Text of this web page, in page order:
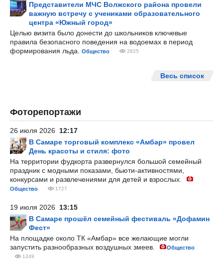
Представители МЧС Волжского района провели
важную встречу с учениками образовательного
центра «Южный город»
Целью визита было донести до школьников ключевые
правила безопасного поведения на водоемах в период
формирования льда.
Общество 2825
Весь список
Фоторепортажи
26 июля 2026 12:17
В Самаре торговый комплекс «Амбар» провел
День красоты и стиля: фото
На территории фудкорта развернулся большой семейный
праздник с модными показами, бьюти-активностями,
конкурсами и развлечениями для детей и взрослых.
Общество 1727
19 июля 2026 13:15
В Самаре прошёл семейный фестиваль «Дофамин
Фест»
На площадке около ТК «Амбар» все желающие могли
запустить разнообразных воздушных змеев.
Общество
1249